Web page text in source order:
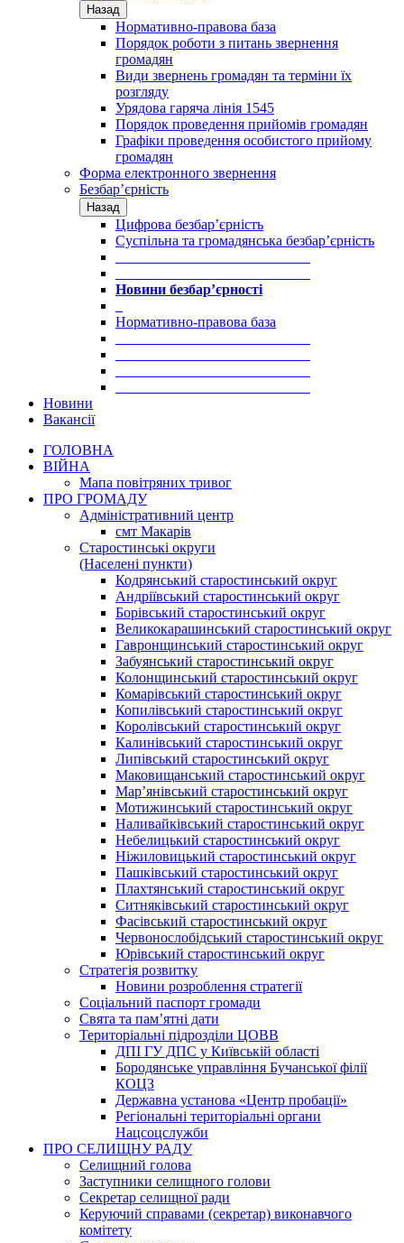
Назад
Нормативно-правова база
Порядок роботи з питань звернення
громадян
Види звернень громадян та терміни їх
розгляду
Урядова гаряча лінія 1545
Порядок проведення прийомів громадян
Графіки проведення особистого прийому
громадян
Форма електронного звернення
Безбар’єрність
Назад
Цифрова безбар’єрність
Суспільна та громадянська безбар’єрність
Новини безбар’єрності
Нормативно-правова база
Новини
Вакансії
ГОЛОВНА
ВІЙНА
Мапа повітряних тривог
ПРО ГРОМАДУ
Aдміністративний центр
смт Макарів
Старостинські округи
(Населені пункти)
Кодрянський старостинський округ
Андріївський старостинський округ
Борівський старостинський округ
Великокарашинський старостинський округ
Гавронщинський старостинський округ
Забуянський старостинський округ
Колонщинський старостинський округ
Комарівський старостинський округ
Копилівський старостинський округ
Королівський старостинський округ
Калинівський старостинський округ
Липівський старостинський округ
Маковищанський старостинський округ
Мар’янівський старостинський округ
Мотижинський старостинський округ
Наливайківський старостинський округ
Небелицький старостинський округ
Ніжиловицький старостинський округ
Пашківський старостинський округ
Плахтянський старостинський округ
Ситняківський старостинський округ
Фасівський старостинський округ
Червонослобідський старостинський округ
Юрівський старостинський округ
Стратегія розвитку
Новини розроблення стратегії
Соціальний паспорт громади
Свята та пам’ятні дати
Територіальні підрозділи ЦОВВ
ДПІ ГУ ДПС у Київській області
Бородянське управління Бучанської філії
КОЦЗ
Державна установа «Центр пробації»
Регіональні територіальні органи
Нацсоцслужби
ПРО СЕЛИЩНУ РАДУ
Селищний голова
Заступники селищного голови
Секретар селищної ради
Керуючий справами (секретар) виконавчого
комітету